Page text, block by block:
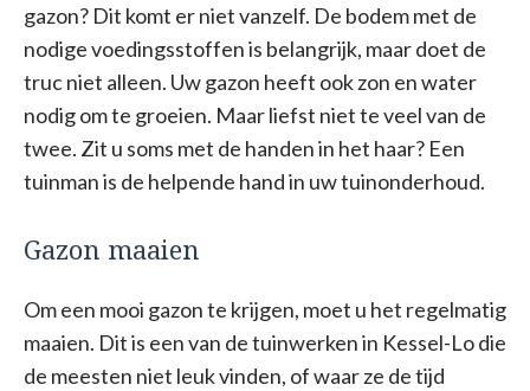
gazon? Dit komt er niet vanzelf. De bodem met de
nodige voedingsstoffen is belangrijk, maar doet de
truc niet alleen. Uw gazon heeft ook zon en water
nodig om te groeien. Maar liefst niet te veel van de
twee. Zit u soms met de handen in het haar? Een
tuinman is de helpende hand in uw tuinonderhoud.
Gazon maaien
Om een mooi gazon te krijgen, moet u het regelmatig
maaien. Dit is een van de tuinwerken in Kessel-Lo die
de meesten niet leuk vinden, of waar ze de tijd